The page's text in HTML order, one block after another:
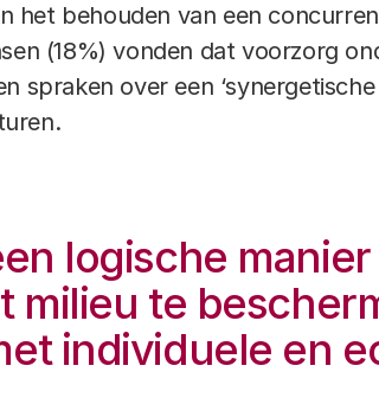
het behouden van een
(18%) vonden dat voorzorg
spraken over een
logische
milieu te
individuele en